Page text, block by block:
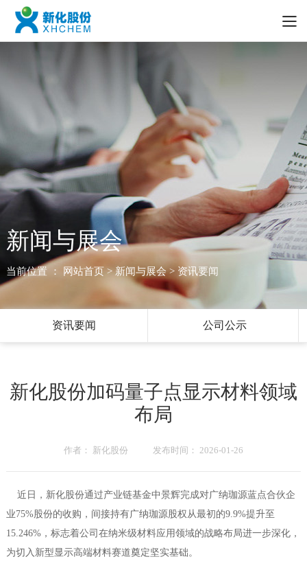
新闻与展会
当前位置 ： 网站首页> 新闻与展会 > 资讯要闻
资讯要闻 公司公示
新化股份加码量子点显示材料领域
布局
作者： 新化股份 发布时间： 2026-01-26
近日，新化股份通过产业链基金中景辉完成对广纳珈源蓝点合伙企
业75%股份的收购，间接持有广纳珈源股权从最初的9.9%提升至
15.246%，标志着公司在纳米级材料应用领域的战略布局进一步深化，
为切入新型显示高端材料赛道奠定坚实基础。